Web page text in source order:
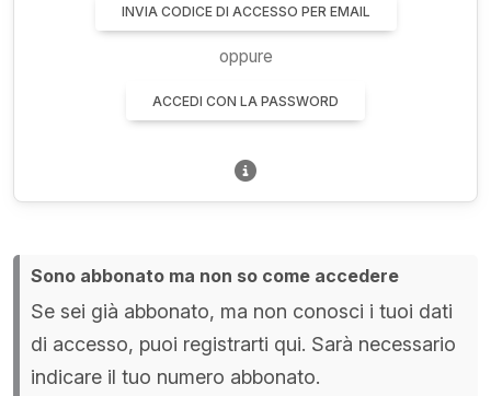
INVIA CODICE DI ACCESSO PER EMAIL
oppure
ACCEDI CON LA PASSWORD
Sono abbonato ma non so come accedere
Se sei già abbonato, ma non conosci i tuoi dati
di accesso, puoi registrarti qui. Sarà necessario
indicare il tuo numero abbonato.